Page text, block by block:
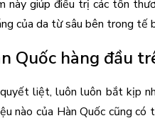
này giúp điều trị các tổn
của da từ sâu bên trong tế
Quốc hàng đầu
liệt, luôn luôn bắt kịp
nào của Hàn Quốc cũng có